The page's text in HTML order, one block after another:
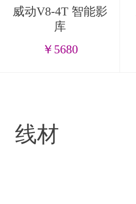
威动V8-4T 智能影
库
￥5680
线材